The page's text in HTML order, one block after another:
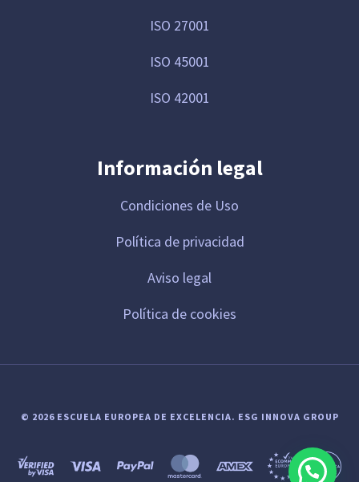
ISO 27001
ISO 45001
ISO 42001
Información legal
Condiciones de Uso
Política de privacidad
Aviso legal
Política de cookies
© 2026 ESCUELA EUROPEA DE EXCELENCIA. ESG INNOVA GROUP